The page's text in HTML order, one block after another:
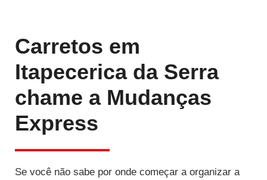
Carretos em
Itapecerica da Serra
chame a Mudanças
Express
Se você não sabe por onde começar a organizar a